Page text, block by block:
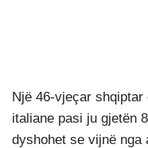
Një 46-vjeçar
italiane pasi ju gjetën
dyshohet se vijnë